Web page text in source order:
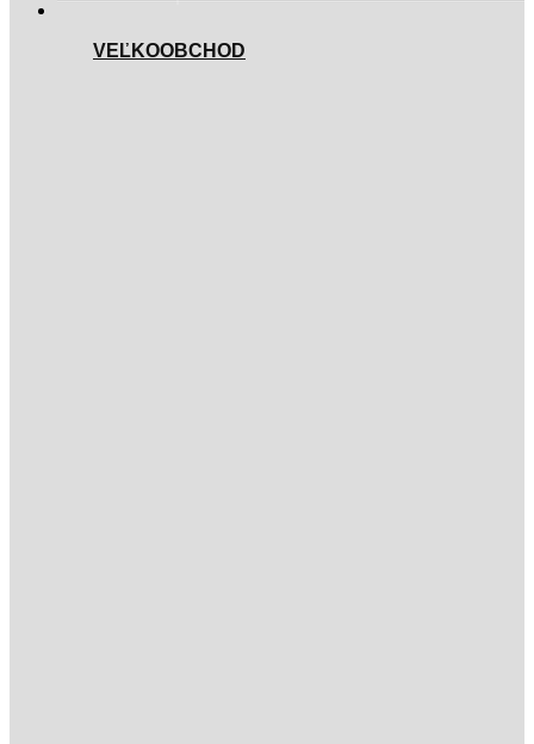
VEĽKOOBCHOD